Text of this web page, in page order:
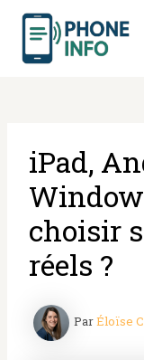
Aller
iPad,
choisir
réels ?
ParÉloïse